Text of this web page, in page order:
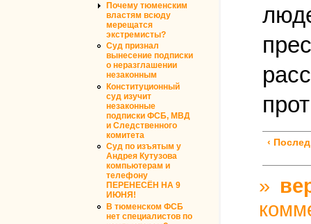
Почему тюменским
властям всюду
мерещатся
экстремисты?
Суд признал
вынесение подписки
о неразглашении
незаконным
Конституционный
суд изучит
незаконные
подписки ФСБ, МВД
и Следственного
комитета
Суд по изъятым у
Андрея Кутузова
компьютерам и
телефону
ПЕРЕНЕСЁН НА 9
ИЮНЯ!
В тюменском ФСБ
нет специалистов по
‹
»